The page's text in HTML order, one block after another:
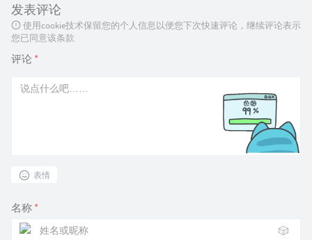
发表评论
使用cookie技术保留您的个人信息以便您下次快速评论，继续评论表示
您已同意该条款
评论 *
表情
名称 *
🎲